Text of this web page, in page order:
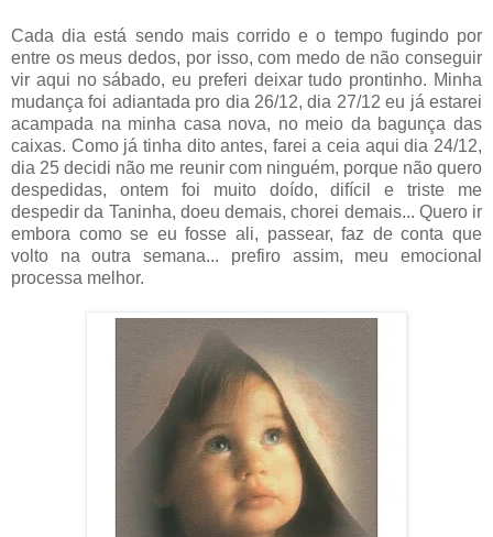
Cada dia está sendo mais corrido e o tempo fugindo por
entre os meus dedos, por isso, com medo de não conseguir
vir aqui no sábado, eu preferi deixar tudo prontinho. Minha
mudança foi adiantada pro dia 26/12, dia 27/12 eu já estarei
acampada na minha casa nova, no meio da bagunça das
caixas. Como já tinha dito antes, farei a ceia aqui dia 24/12,
dia 25 decidi não me reunir com ninguém, porque não quero
despedidas, ontem foi muito doído, difícil e triste me
despedir da Taninha, doeu demais, chorei demais... Quero ir
embora como se eu fosse ali, passear, faz de conta que
volto na outra semana... prefiro assim, meu emocional
processa melhor.